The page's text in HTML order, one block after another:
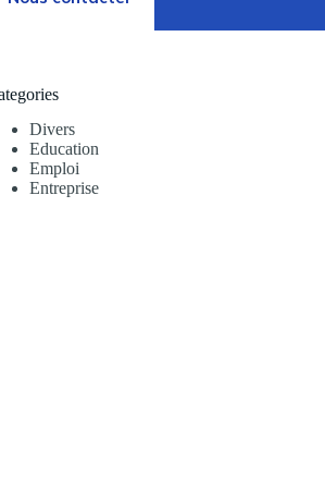
Divers
Education
Emploi
Entreprise